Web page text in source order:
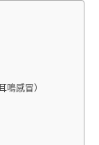
鳴感冒）